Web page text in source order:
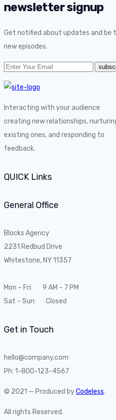
newsletter signup
Get notified about updates and
new episodes.
Interacting with your audience
creating new relationships,
existing ones, and responding to
feedback.
QUICK Links
General Office
Blocks Agency
2231 Redbud Drive
Whitestone, NY 11357
Mon – Fri: 9 AM – 7 PM
Sat – Sun: Closed
Get in Touch
hello@company.com
Ph: 1-800-123-4567
© 2021 — Produced byCodeless.
All rights Reserved.